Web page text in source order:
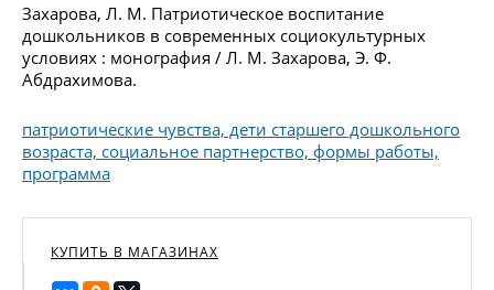
Захарова, Л. М. Патриотическое воспитание
дошкольников в современных социокультурных
условиях : монография / Л. М. Захарова, Э. Ф.
Абдрахимова.
патриотические чувства, дети старшего дошкольного
возраста, социальное партнерство, формы работы,
программа
КУПИТЬ В МАГАЗИНАХ